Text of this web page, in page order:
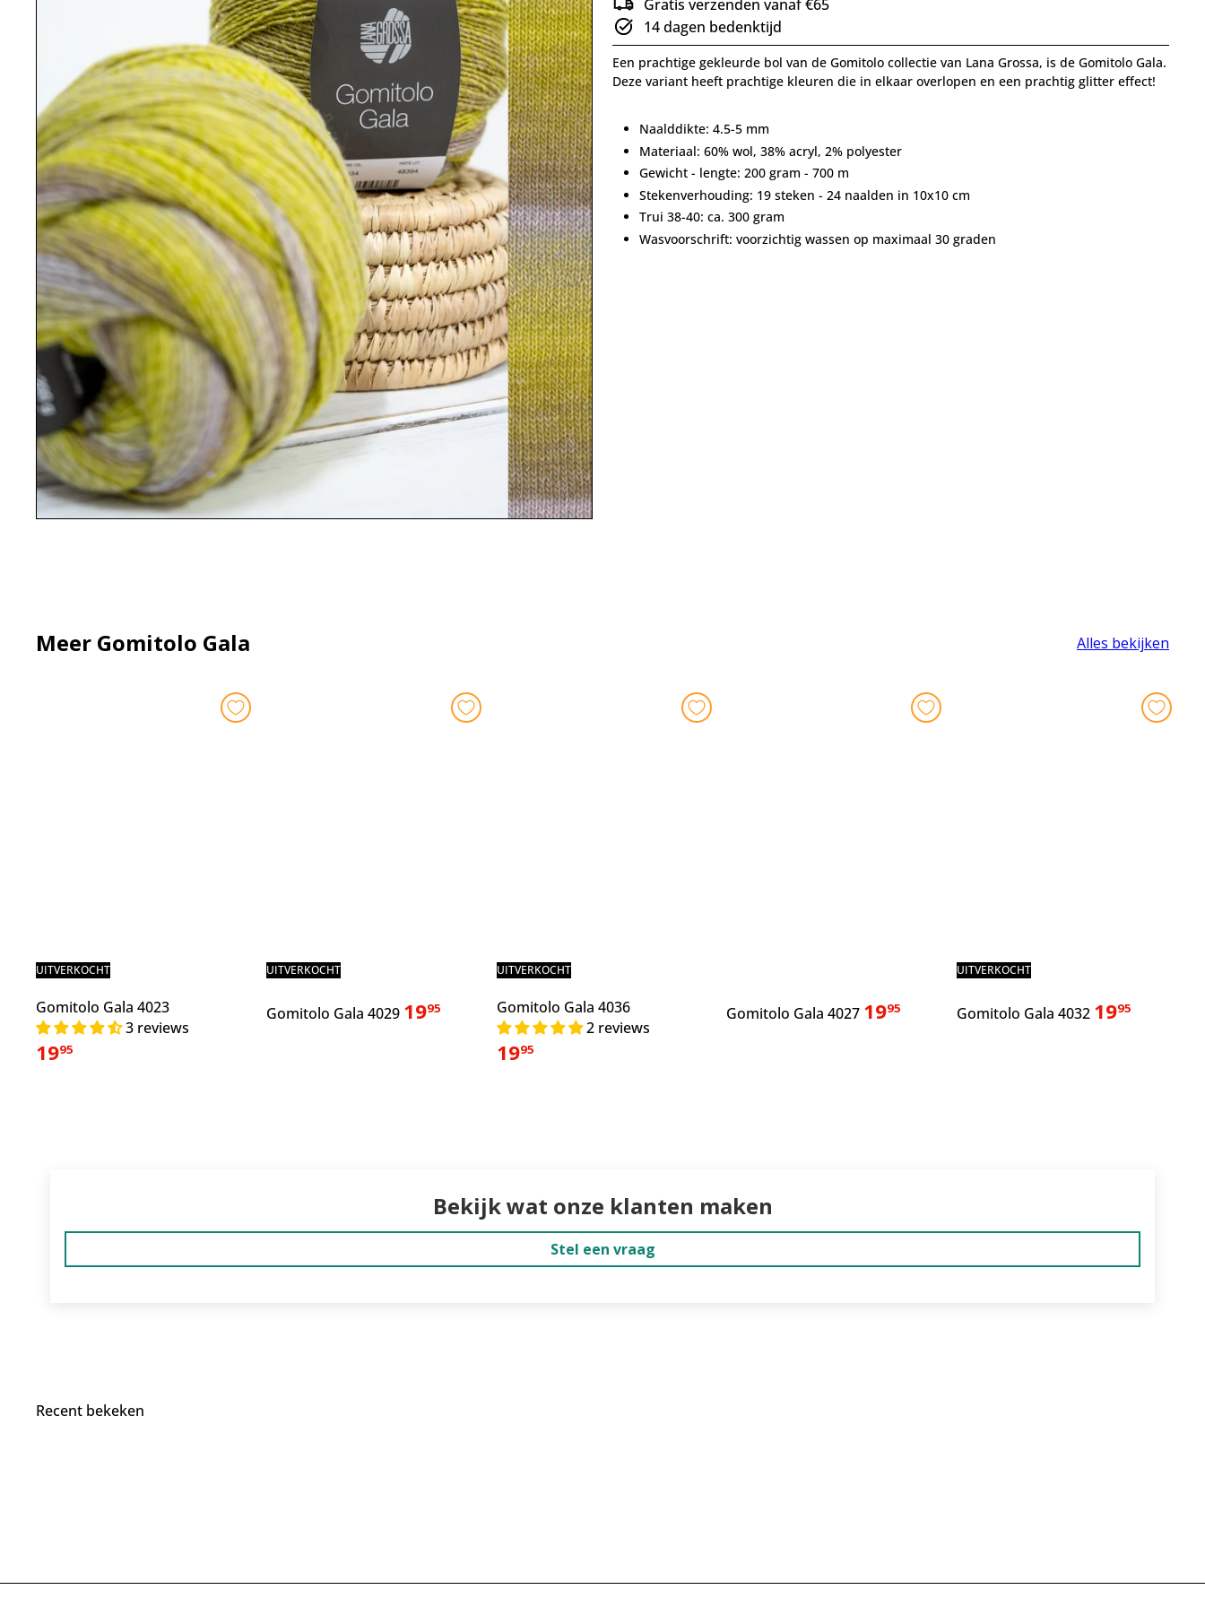
Gratis verzenden vanaf €65
14 dagen bedenktijd
Een prachtige gekleurde bol van de Gomitolo collectie van Lana Grossa, is de Gomitolo Gala.
Deze variant heeft prachtige kleuren die in elkaar overlopen en een prachtig glitter effect!
Naalddikte: 4.5-5 mm
Materiaal: 60% wol, 38% acryl, 2% polyester
Gewicht - lengte: 200 gram - 700 m
Stekenverhouding: 19 steken - 24 naalden in 10x10 cm
Trui 38-40: ca. 300 gram
Wasvoorschrift: voorzichtig wassen op maximaal 30 graden
Meer Gomitolo Gala Alles bekijken
UITVERKOCHT
Gomitolo Gala 4023
3 reviews
1995
UITVERKOCHT
Gomitolo Gala 4029 1995
UITVERKOCHT
Gomitolo Gala 4036
2 reviews
1995
Gomitolo Gala 4027 1995
UITVERKOCHT
Gomitolo Gala 4032 1995
Bekijk wat onze klanten maken
Stel een vraag
Recent bekeken